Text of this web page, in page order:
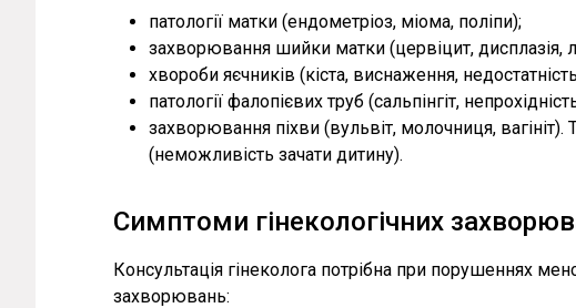
патології матки (ендометріоз, міома, поліпи);
захворювання шийки матки (цервіцит, дисплазія,
хвороби яєчників (кіста, виснаження,
патології фалопієвих труб (сальпінгіт,
захворювання піхви (вульвіт, молочниця,
(неможливість зачати дитину).
Симптоми гінекологічних
Консультація гінеколога потрібна при порушеннях
захворювань: